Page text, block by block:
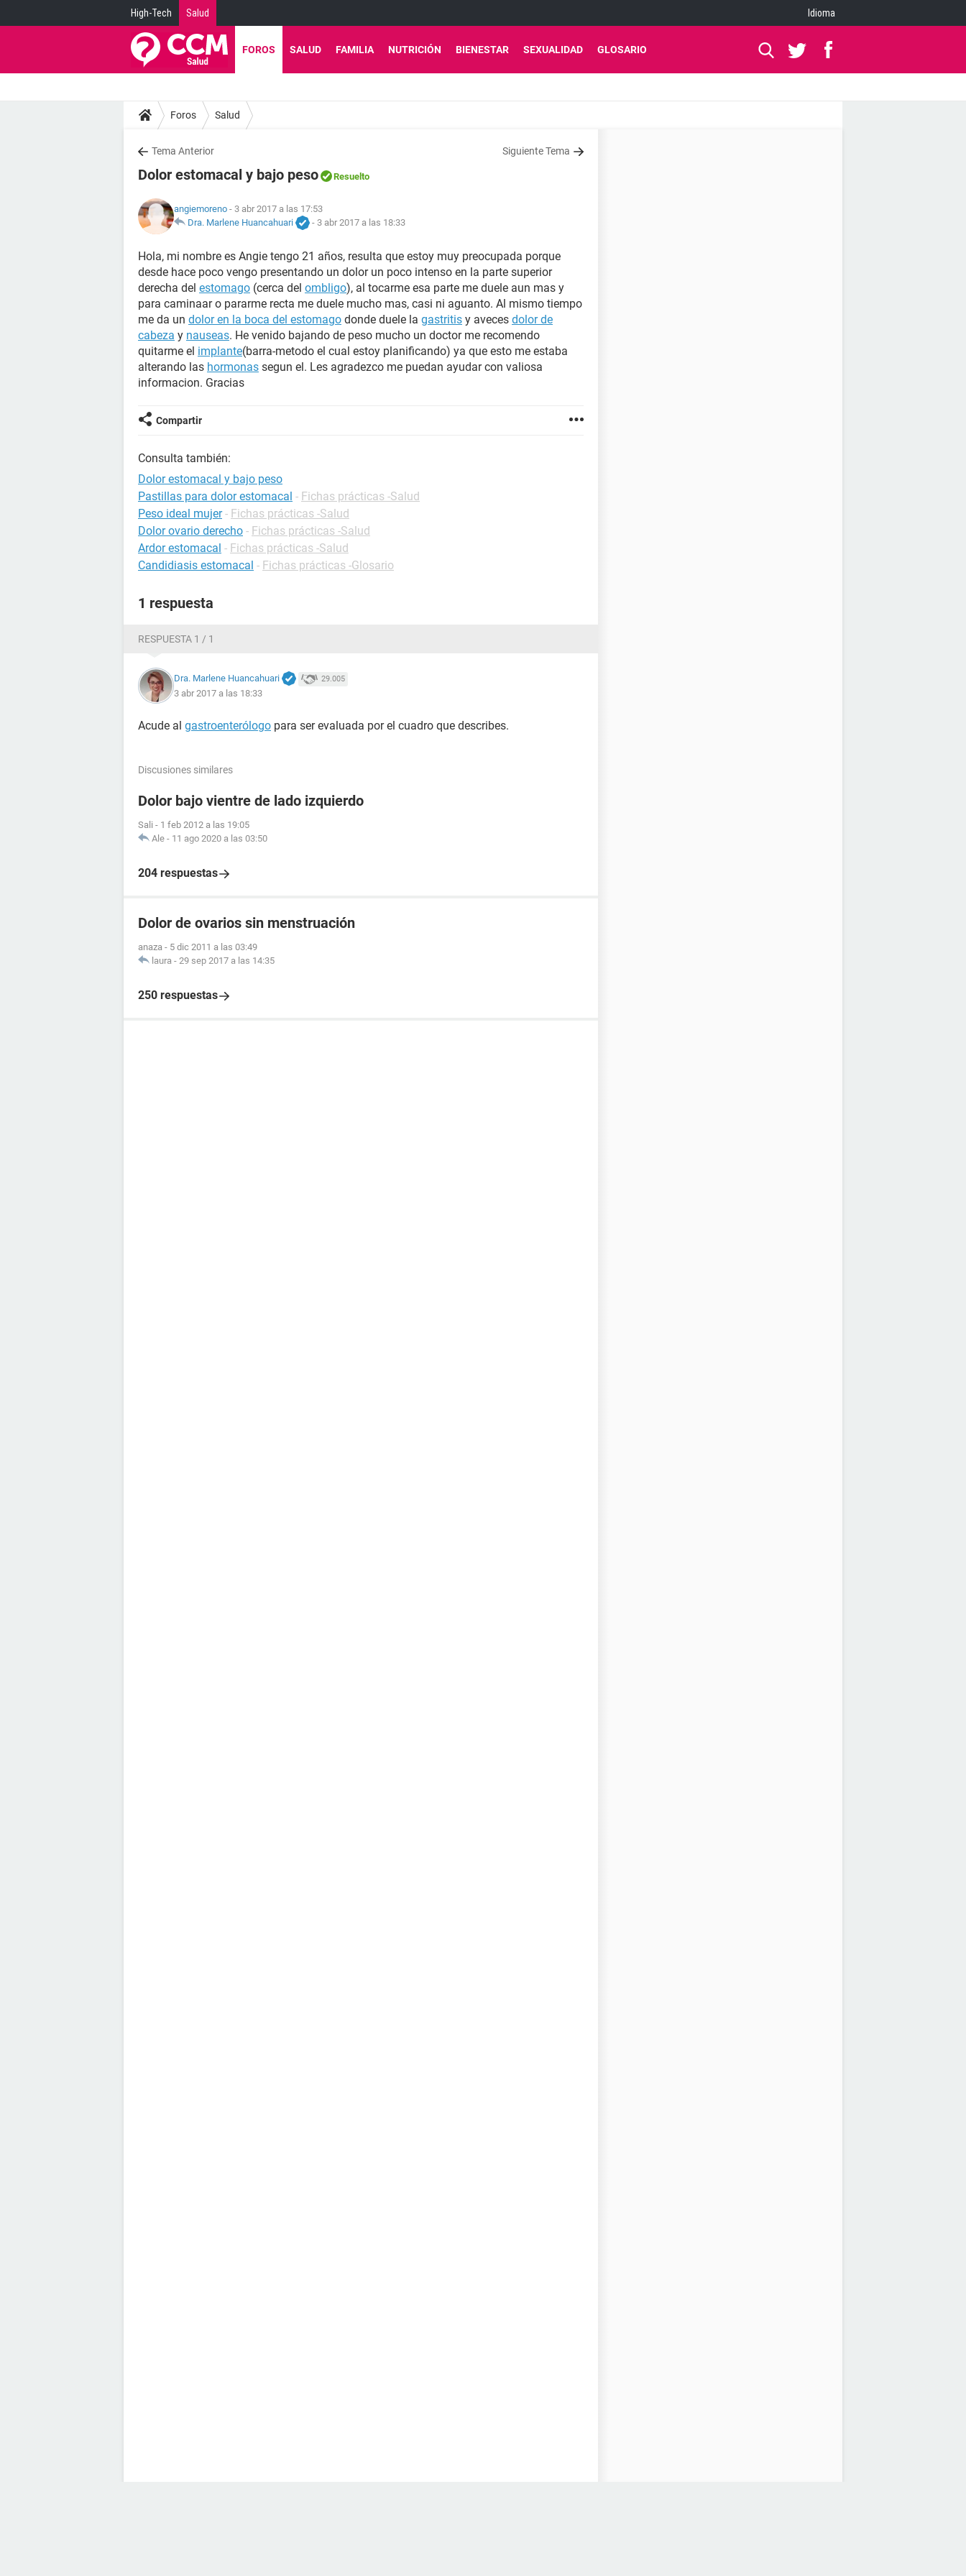
High-Tech Salud Idioma
FOROS SALUD FAMILIA NUTRICIÓN BIENESTAR SEXUALIDAD GLOSARIO
Foros Salud
Tema Anterior Siguiente Tema
Dolor estomacal y bajo peso Resuelto
angiemoreno - 3 abr 2017 a las 17:53
Dra. Marlene Huancahuari
- 3 abr 2017 a las 18:33
Hola, mi nombre es Angie tengo 21 años, resulta que estoy muy preocupada porque
desde hace poco vengo presentando un dolor un poco intenso en la parte superior
derecha del estomago (cerca del ombligo), al tocarme esa parte me duele aun mas y
para caminaar o pararme recta me duele mucho mas, casi ni aguanto. Al mismo tiempo
me da un dolor en la boca del estomago donde duele la gastritis y aveces dolor de
cabeza y nauseas. He venido bajando de peso mucho un doctor me recomendo
quitarme el implante(barra-metodo el cual estoy planificando) ya que esto me estaba
alterando las hormonas segun el. Les agradezco me puedan ayudar con valiosa
informacion. Gracias
Compartir
Consulta también:
Dolor estomacal y bajo peso
Pastillas para dolor estomacal - Fichas prácticas -Salud
Peso ideal mujer - Fichas prácticas -Salud
Dolor ovario derecho - Fichas prácticas -Salud
Ardor estomacal - Fichas prácticas -Salud
Candidiasis estomacal - Fichas prácticas -Glosario
1 respuesta
RESPUESTA 1 / 1
Dra. Marlene Huancahuari 29.005
3 abr 2017 a las 18:33
Acude al gastroenterólogo para ser evaluada por el cuadro que describes.
Discusiones similares
Dolor bajo vientre de lado izquierdo
Sali - 1 feb 2012 a las 19:05
Ale - 11 ago 2020 a las 03:50
204 respuestas
Dolor de ovarios sin menstruación
anaza - 5 dic 2011 a las 03:49
laura - 29 sep 2017 a las 14:35
250 respuestas